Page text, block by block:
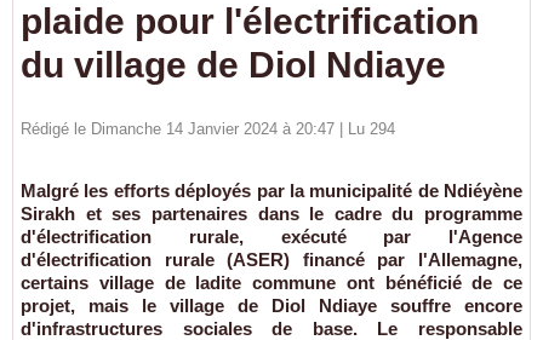
plaide pour l'électrification
du village de Diol Ndiaye
Rédigé le Dimanche 14 Janvier 2024 à 20:47 | Lu 294
Malgré les efforts déployés par la municipalité de Ndiéyène
Sirakh et ses partenaires dans le cadre du programme
d'électrification rurale, exécuté par l'Agence
d'électrification rurale (ASER) financé par l'Allemagne,
certains village de ladite commune ont bénéficié de ce
projet, mais le village de Diol Ndiaye souffre encore
d'infrastructures sociales de base. Le responsable